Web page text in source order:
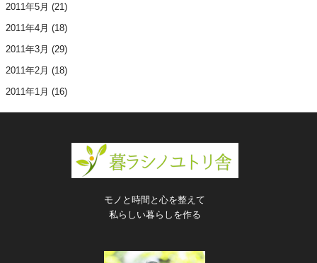
2011年5月 (21)
2011年4月 (18)
2011年3月 (29)
2011年2月 (18)
2011年1月 (16)
モノと時間と心を整えて
私らしい暮らしを作る